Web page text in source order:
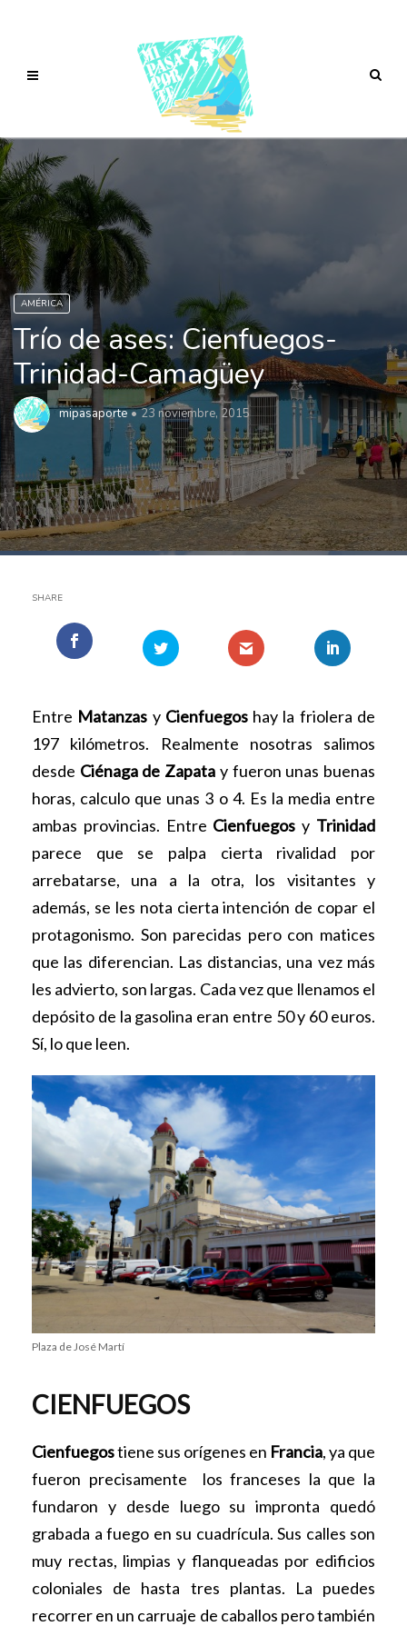
AMÉRICA
Trío de ases: Cienfuegos-
Trinidad-Camagüey
mipasaporte 23 noviembre, 2015
SHARE
Entre Matanzas y Cienfuegoshay la friolera de
197 kilómetros. Realmente nosotras salimos
desde Ciénaga de Zapata y fueron unas buenas
horas, calculo que unas 3 o 4. Es la media entre
ambas provincias. Entre Cienfuegos y Trinidad
parece que se palpa cierta rivalidad por
arrebatarse, una a la otra, los visitantes y
además, se les nota cierta intención de copar el
protagonismo. Son parecidas pero con matices
que las diferencian. Las distancias, una vez más
les advierto, son largas. Cada vez que llenamos el
depósito de la gasolina eran entre 50 y 60 euros.
Sí, lo que leen.
Plaza de José Martí
CIENFUEGOS
Cienfuegostiene sus orígenes en Francia, ya que
fueron precisamente los franceses la que la
fundaron y desde luego su impronta quedó
grabada a fuego en su cuadrícula. Sus calles son
muy rectas, limpias y flanqueadas por edificios
coloniales de hasta tres plantas. La puedes
recorrer en un carruaje de caballos pero también